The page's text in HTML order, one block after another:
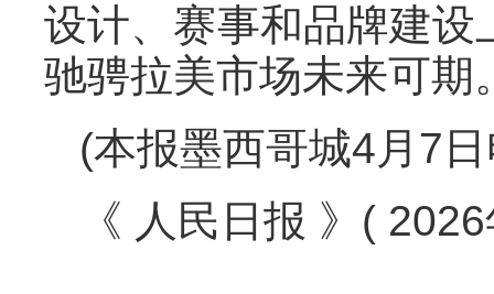
设计、赛事和品牌建
驰骋拉美市场未来可期
(本报墨西哥城4月7
《 人民日报 》(